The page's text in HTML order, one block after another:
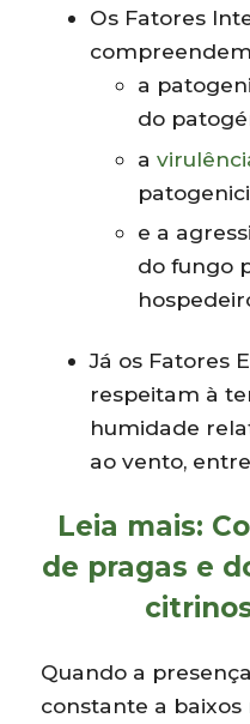
Os Fatores
a
do
a
e a
do fungo
Já os Fatores
respeitam à
humidade
ao vento,
Leia mais:
de pragas e
Quando a
constante a baixos